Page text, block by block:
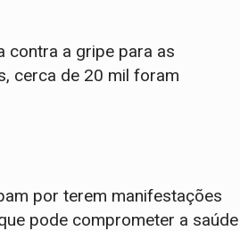
contra a gripe para as
cerca de 20 mil foram
por terem manifestações
pode comprometer a saúde